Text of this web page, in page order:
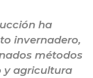
ha
invernadero,
métodos
y agricultura